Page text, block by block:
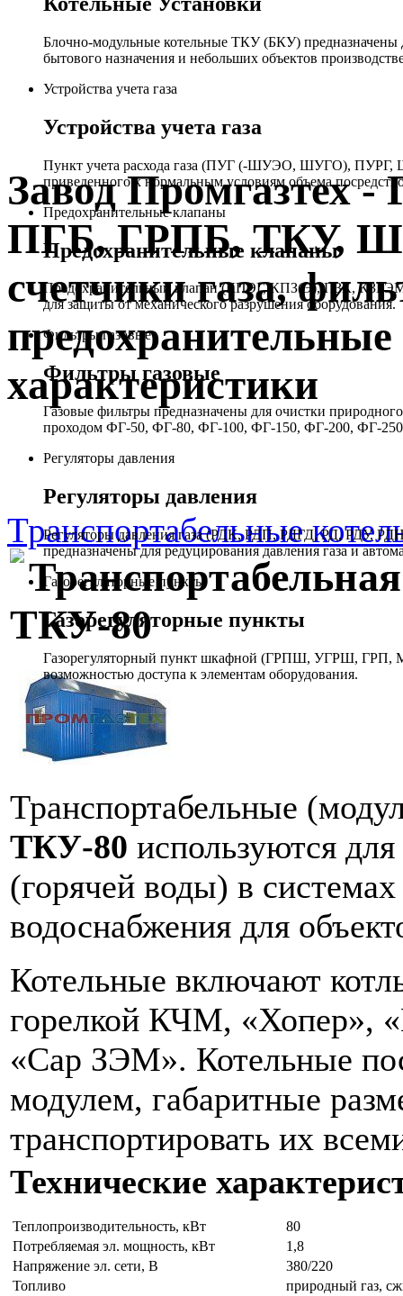
Блочно-модульные котельные ТКУ (БКУ) предназначены
бытового назначения и небольших объектов
Устройства учета газа
Устройства учета газа
Пункт учета расхода газа (ПУГ (-ШУЭО, ШУГО), ПУРГ,
приведенного к нормальным условиям объема
Предохранительные клапаны
Предохранительные клапаны
Предохранительный клапан (КПЭГ, КПЗ(Э), ПЗК,
для защиты от механического разрушения оборудования.
Фильтры газовые
Фильтры газовые
Газовые фильтры предназначены для очистки
проходом ФГ-50, ФГ-80, ФГ-100, ФГ-150, ФГ-200, ФГ-
Регуляторы давления
Регуляторы давления
Регуляторы давления газа (РДК, РДП, РДГД, РД, РДУ,
предназначены для редуцирования давления газа и
Газорегуляторные пункты
Газорегуляторные пункты
Газорегуляторный пункт шкафной (ГРПШ, УГРШ, ГРП,
возможностью доступа к элементам оборудования.
Завод
ПГБ, ГРПБ, ТКУ,
счетчики газа,
характеристики
Транспортабельные
ТКУ-80
Транспортабельные
ТКУ-80 используются
(горячей воды) в
водоснабжения для
Котельные включают
горелкой КЧМ, «Хопер»,
«Сар ЗЭМ». Котельные
модулем, габаритные
транспортировать их
Технические
Теплопроизводительность, кВт
80
Потребляемая эл. мощность, кВт
1,8
Напряжение эл. сети, В
380/220
Топливо
природный газ,